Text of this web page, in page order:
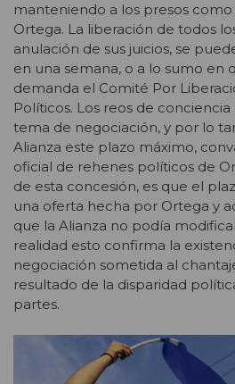
manteniendo a los presos
Ortega. La liberación de todos
anulación de sus juicios, se
en una semana, o a lo sumo en
demanda el Comité Por
Políticos. Los reos de
tema de negociación, y por lo
Alianza este plazo máximo,
oficial de rehenes políticos de
de esta concesión, es que el
una oferta hecha por Ortega y
que la Alianza no podía
realidad esto confirma la
negociación sometida al
resultado de la disparidad
partes.